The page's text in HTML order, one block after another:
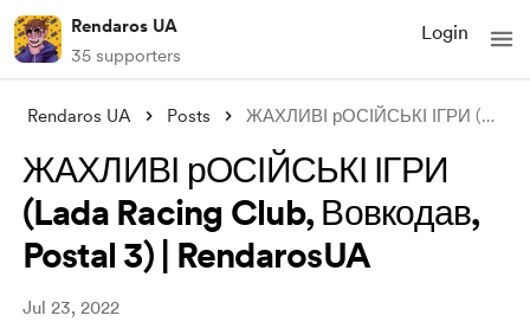
Rendaros UA
35 supporters
Login
Rendaros UA Posts ЖАХЛИВІ рОСІЙСЬКІ ІГРИ (Lada Racing Clu
ЖАХЛИВІ рОСІЙСЬКІ ІГРИ
(Lada Racing Club, Вовкодав,
Postal 3) | RendarosUA
Jul 23, 2022